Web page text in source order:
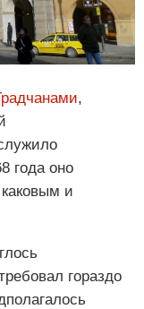
,
года оно
и
гораздо